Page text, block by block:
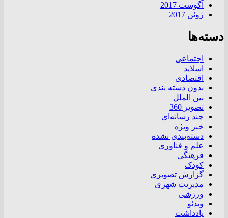
آگوست 2017
ژوئن 2017
دسته‌ها
اجتماعی
اسلاید
اقتصادی
بدون دسته بندی
بین الملل
تصویر 360
چند رسانه‌ای
خبر ویژه
دسته‌بندی نشده
علم و فناوری
فرهنگی
کودک
گزارش تصویری
مدیریت شهری
ورزشی
ویدئو
یادداشت